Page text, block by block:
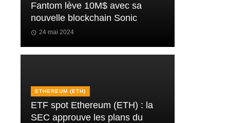
Fantom lève 10M$ avec sa
nouvelle blockchain Sonic
24 mai 2024
ETHEREUM (ETH)
ETF spot Ethereum (ETH) : la
SEC approuve les plans du